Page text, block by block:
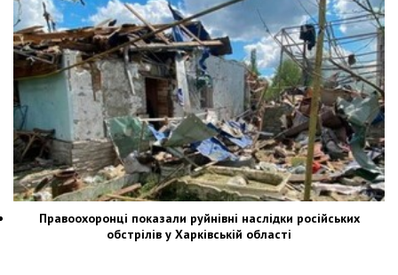
Правоохоронці показали руйнівні наслідки російських
обстрілів у Харківській області